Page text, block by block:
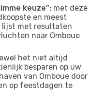
keuze": met deze
en meest
met resultaten
naar Omboue
het niet altijd
besparen op uw
van Omboue door
op feestdagen te